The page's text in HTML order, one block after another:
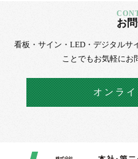
お
看板・サイン・LED・デジタルサ
ことでもお気軽にお
オンラ